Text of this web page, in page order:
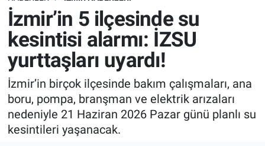
İzmir’in 5 ilçesinde su
kesintisi alarmı: İZSU
yurttaşları uyardı!
İzmir’in birçok ilçesinde bakım çalışmaları, ana
boru, pompa, branşman ve elektrik arızaları
nedeniyle 21 Haziran 2026 Pazar günü planlı su
kesintileri yaşanacak.